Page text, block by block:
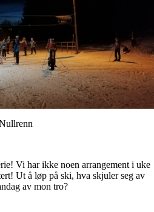
Vi har ikke noen arrangement i uke
Ut å løp på ski, hva skjuler seg av
av mon tro?